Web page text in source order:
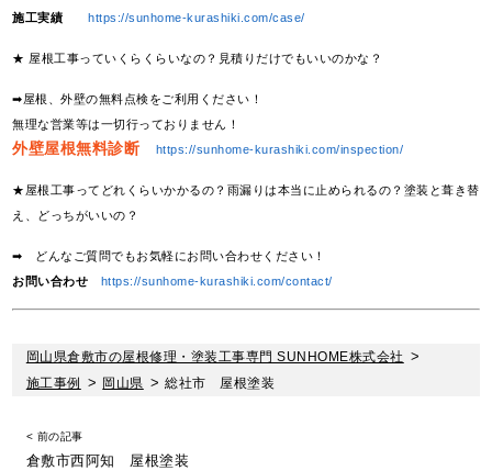
施工実績 https://sunhome-kurashiki.com/case/
★ 屋根工事っていくらくらいなの？見積りだけでもいいのかな？
➡屋根、外壁の無料点検をご利用ください！
無理な営業等は一切行っておりません！
外壁屋根無料診断 https://sunhome-kurashiki.com/inspection/
★屋根工事ってどれくらいかかるの？雨漏りは本当に止められるの？塗装と葺き替
え、どっちがいいの？
➡ どんなご質問でもお気軽にお問い合わせください！
お問い合わせ
https://sunhome-kurashiki.com/contact/
岡山県倉敷市の屋根修理・塗装工事専門 SUNHOME株式会社 >
施工事例
> 岡山県 >総社市 屋根塗装
< 前の記事
倉敷市西阿知 屋根塗装